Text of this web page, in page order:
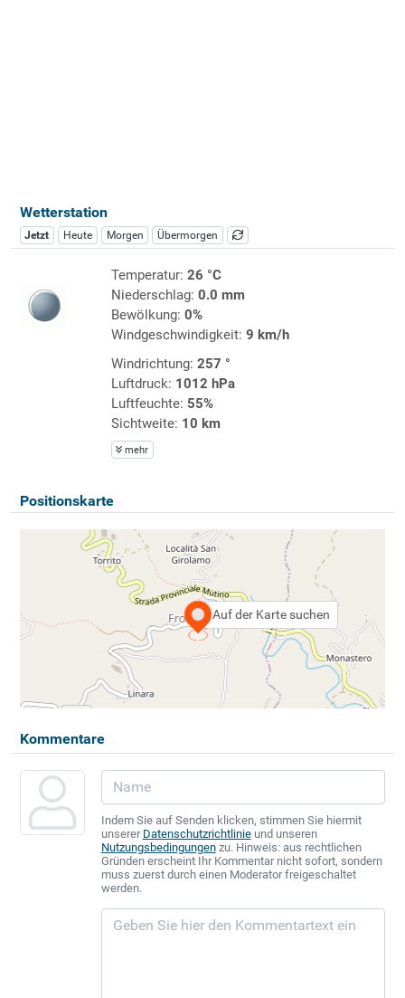
Wetterstation
Jetzt Heute Morgen Übermorgen
Temperatur: 26 °C
Niederschlag: 0.0 mm
Bewölkung: 0%
Windgeschwindigkeit: 9 km/h
Windrichtung: 257 °
Luftdruck: 1012 hPa
Luftfeuchte: 55%
Sichtweite: 10 km
mehr
Positionskarte
Auf der Karte suchen
Kommentare
Indem Sie auf Senden klicken, stimmen Sie hiermit
unserer Datenschutzrichtlinieund unseren
Nutzungsbedingungenzu. Hinweis: aus rechtlichen
Gründen erscheint Ihr Kommentar nicht sofort, sondern
muss zuerst durch einen Moderator freigeschaltet
werden.